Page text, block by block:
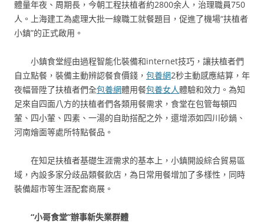
體量年夜、周期長，今朝工程扶植者約2800余人，治理職員750
人。上海建工為處理大批一線職工就餐題目，促進了機場“扶植者
小鎮”的正式啟用。
小鎮食堂經由過程智能化裝備和internet技巧，讓扶植者們
自立點餐，裝備主動辨認餐食價錢， 包養網2秒主動感應結算，年
夜幅晉陞了扶植者們全包養網體用餐包養女人體驗和效力。為知
足來自四面八方的扶植者們各類用餐需求，食堂在包管每頓四
葷、四小葷、四素、一湯的自助搭配之外，還增添如四川砂鍋、
河南燴面等處所特點餐品。
在知足扶植者基礎生涯需求的基本上，小鎮開設綜合貿易區
域，內設多家分歧品類餐飲店，為日常用餐增加了多樣性，同時
裝備超市等生涯配套商展。
“小哥食堂”辦事新失業群體